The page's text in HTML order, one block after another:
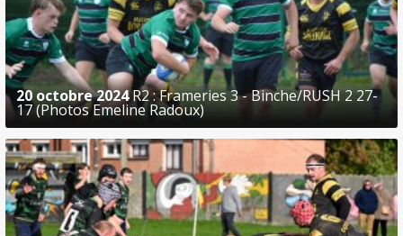
20 octobre 2024R2 : Frameries 3 - Binche/RUSH 2 27-
17 (Photos Emeline Radoux)